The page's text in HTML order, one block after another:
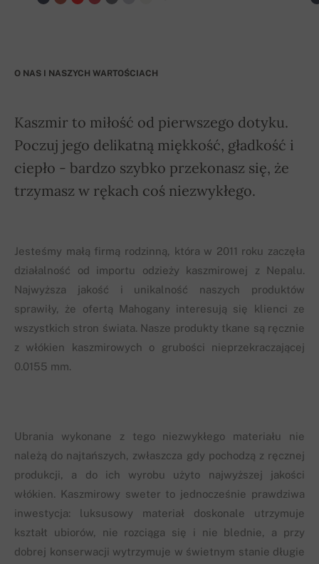
O NAS I NASZYCH WARTOŚCIACH
Kaszmir to miłość od pierwszego dotyku.
Poczuj jego delikatną miękkość, gładkość i
ciepło - bardzo szybko przekonasz się, że
trzymasz w rękach coś niezwykłego.
Jesteśmy małą firmą rodzinną, która w 2011 roku zaczęła
działalność od importu odzieży kaszmirowej z Nepalu.
Najwyższa jakość i unikalność naszych produktów
sprawiły, że ofertą Mahogany interesują się klienci ze
wszystkich stron świata. Nasze produkty tkane są ręcznie
z włókien kaszmirowych o grubości nieprzekraczającej
0.0155 mm.
Ubrania wykonane z tego niezwykłego materiału nie
należą do najtańszych, zwłaszcza gdy pochodzą z ręcznej
produkcji, a do ich wyrobu użyto najwyższej jakości
włókien. Kaszmirowy sweter to jednocześnie prawdziwa
inwestycja: luksusowy materiał doskonale utrzymuje
kształt ubiorów, nie rozciąga się i nie blednie, a przy
dobrej konserwacji wytrzymuje w świetnym stanie długie